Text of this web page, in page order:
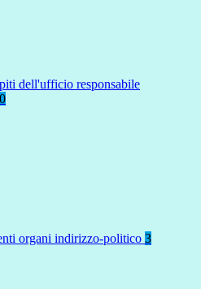
dell'ufficio responsabile
organi indirizzo-politico 3